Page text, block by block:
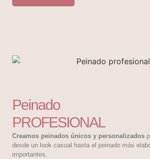
Peinado
PROFESIONAL
Creamos peinados únicos y personalizados
desde un look casual hasta el peinado más
importantes.